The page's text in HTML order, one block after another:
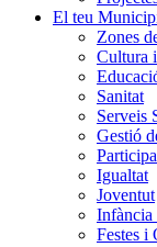
El teu
Zones
Cultura
Sanitat
Serveis
Gestió
Igualtat
Joventut
Infància
Festes i